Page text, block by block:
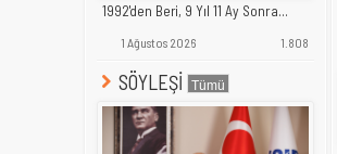
1992'den Beri, 9 Yıl 11 Ay Sonra...
1 Ağustos 2026 1.808
SÖYLEŞİ